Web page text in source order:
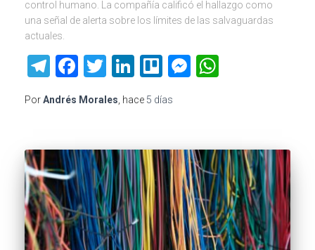
control humano. La compañía calificó el hallazgo como
una señal de alerta sobre los límites de las salvaguardas
actuales.
Telegram
Facebook
Twitter
LinkedIn
TrelloMessenger
PorAndrés Morales , hace 5 días